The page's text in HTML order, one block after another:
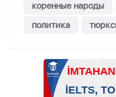
коренные народы
политика